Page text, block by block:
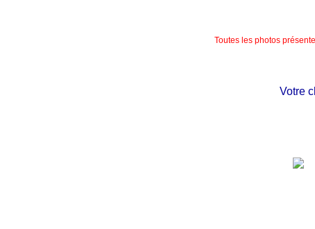
Toutes les photos
Votre